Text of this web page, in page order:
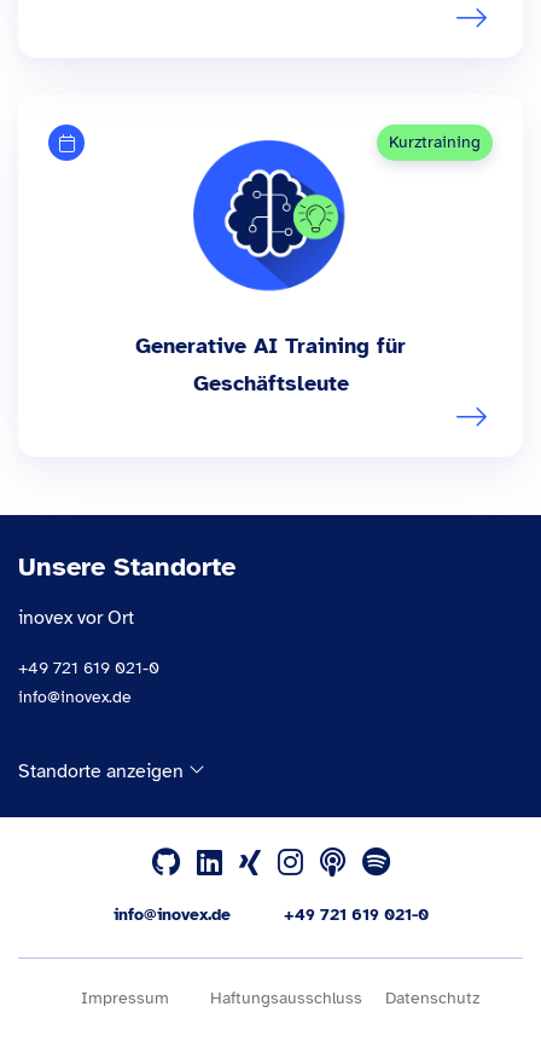
Kurztraining
Generative AI Training für
Geschäftsleute
Unsere Standorte
inovex vor Ort
+49 721 619 021-0
info@inovex.de
Standorte anzeigen
info@inovex.de +49 721 619 021-0
Impressum Haftungsausschluss Datenschutz